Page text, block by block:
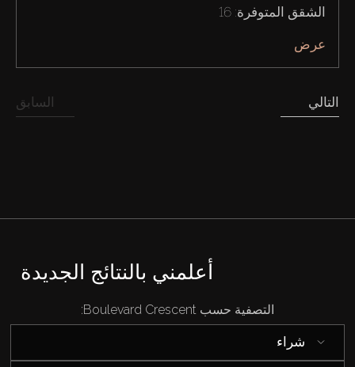
إيجار
قيد الإنشاء
الوكلاء
الشقق المتوفرة: 16
عرض
السابق التالي
أعلمني بالنتائج الجديدة
التصفية حسب Boulevard Crescent:
شراء